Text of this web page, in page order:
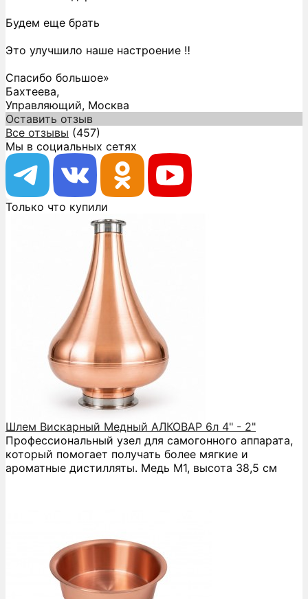
Будем еще брать
Это улучшило наше настроение ‼️
Спасибо большое»
Бахтеева,
Управляющий, Москва
Оставить отзыв
Все отзывы (457)
Мы в социальных сетях
Только что купили
Шлем Вискарный Медный АЛКОВАР 6л 4" - 2"
Профессиональный узел для самогонного аппарата,
который помогает получать более мягкие и
ароматные дистилляты. Медь М1, высота 38,5 см